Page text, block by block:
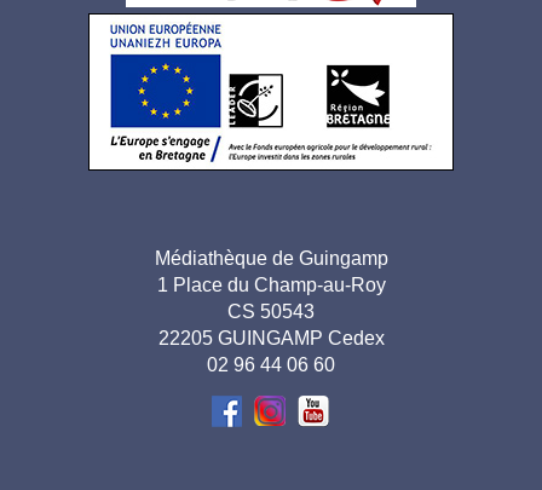
de
page
Adresse
pied de
Médiathèque de Guingamp
1 Place du Champ-au-Roy
CS 50543
22205 GUINGAMP Cedex
02 96 44 06 60